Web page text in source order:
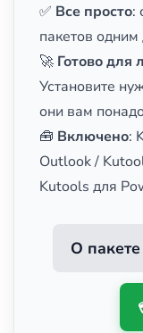
✅ Все просто:
пакетов
🚀 Готово для
Установите
они вам
🧰 Включено:
Outlook /
Kutools для
О пакете